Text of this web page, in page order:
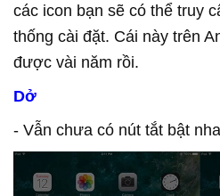
các icon bạn sẽ có thể truy
thống cài đặt. Cái này trên
được vài năm rồi.
Dở
- Vẫn chưa có nút tắt bật